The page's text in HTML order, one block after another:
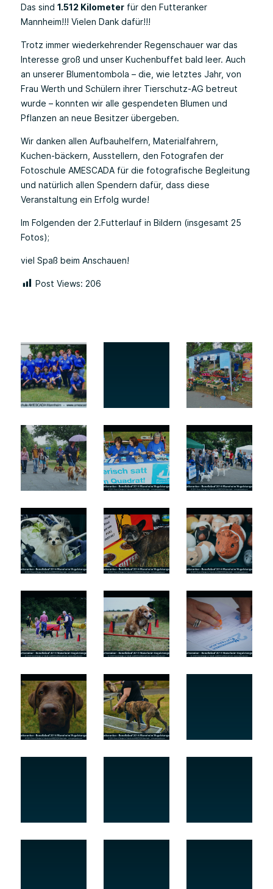
Das sind 1.512 Kilometerfür den Futteranker
Mannheim!!! Vielen Dank dafür!!!
Trotz immer wiederkehrender Regenschauer war das
Interesse groß und unser Kuchenbuffet bald leer. Auch
an unserer Blumentombola – die, wie letztes Jahr, von
Frau Werth und Schülern ihrer Tierschutz-AG betreut
wurde – konnten wir alle gespendeten Blumen und
Pflanzen an neue Besitzer übergeben.
Wir danken allen Aufbauhelfern, Materialfahrern,
Kuchen-bäckern, Ausstellern, den Fotografen der
Fotoschule AMESCADA für die fotografische Begleitung
und natürlich allen Spendern dafür, dass diese
Veranstaltung ein Erfolg wurde!
Im Folgenden der 2.Futterlauf in Bildern (insgesamt 25
Fotos);
viel Spaß beim Anschauen!
Post Views: 206